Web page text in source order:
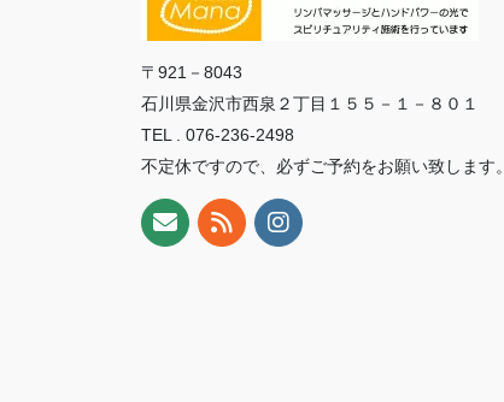
〒921－8043
石川県金沢市西泉２丁目１５５－１－８０１
TEL . 076-236-2498
不定休ですので、必ずご予約をお願い致します。